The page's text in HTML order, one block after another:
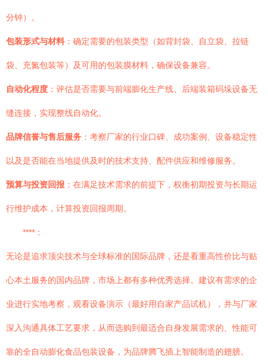
分钟）。
包装形式与材料 ：确定需要的包装类型（如背封袋、自立袋、拉链
袋、充氮包装等）及可用的包装膜材料，确保设备兼容。
自动化程度 ：评估是否需要与前端膨化生产线、后端装箱码垛设备无
缝连接，实现整线自动化。
品牌信誉与售后服务 ：考察厂家的行业口碑、成功案例、设备稳定性
以及是否能在当地提供及时的技术支持、配件供应和维修服务。
预算与投资回报 ：在满足技术需求的前提下，权衡初期投资与长期运
行维护成本，计算投资回报周期。
****：
无论是追求顶尖技术与全球标准的国际品牌，还是看重高性价比与贴
心本土服务的国内品牌，市场上都有多种优秀选择。建议有需求的企
业进行实地考察，观看设备演示（最好用自家产品试机），并与厂家
深入沟通具体工艺要求，从而选购到最适合自身发展需求的、性能可
靠的全自动膨化食品包装设备，为品牌腾飞插上智能制造的翅膀。